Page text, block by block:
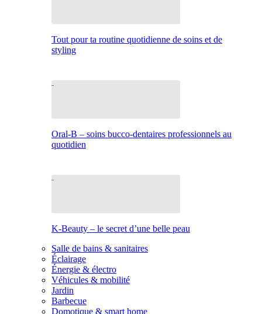
Tout pour ta routine quotidienne de soins et de
styling
Oral-B – soins bucco-dentaires professionnels au
quotidien
K-Beauty – le secret d’une belle peau
Salle de bains & sanitaires
Éclairage
Énergie & électro
Véhicules & mobilité
Jardin
Barbecue
Domotique & smart home